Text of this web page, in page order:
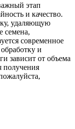
этап
и качество.
удаляющую
семена,
современное
и
зависит от объема
получения